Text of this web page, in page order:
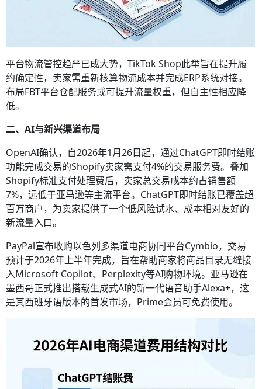
平台物流管控趋严已成大势，TikTok Shop此举旨在提升履
约确定性，卖家需重新核算物流成本并完成ERP系统对接。
布局FBT平台仓配服务或可提升流量权重，但自主性相应降
低。
二、AI与新兴渠道布局
OpenAI确认，自2026年1月26日起，通过ChatGPT即时结账
功能完成交易的Shopify卖家需支付4%的交易服务费。叠加
Shopify标准支付处理费后，卖家总交易成本约占销售额
7%，远低于亚马逊等主流平台。ChatGPT即时结账已覆盖超
百万商户，为卖家提供了一个低风险试水、成本相对友好的
新流量入口。
PayPal宣布收购以色列多渠道电商协同平台Cymbio，交易
预计于2026年上半年完成，旨在帮助商家将商品目录无缝接
入Microsoft Copilot、Perplexity等AI购物环境。亚马逊在
墨西哥正式推出搭载生成式AI的新一代语音助手Alexa+，这
是其西班牙语版本的首发市场，Prime会员可免费使用。